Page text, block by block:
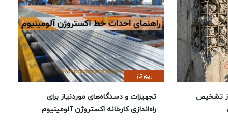
تشخیص
رپورتاژ
تجهیزات و دستگاه‌های موردنیاز برای
راه‌اندازی کارخانه اکستروژن آلومینیوم